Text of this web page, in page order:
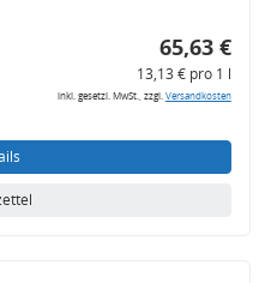
65,63 €
13,13 € pro 1 l
inkl. gesetzl. MwSt., zzgl.Versandkosten